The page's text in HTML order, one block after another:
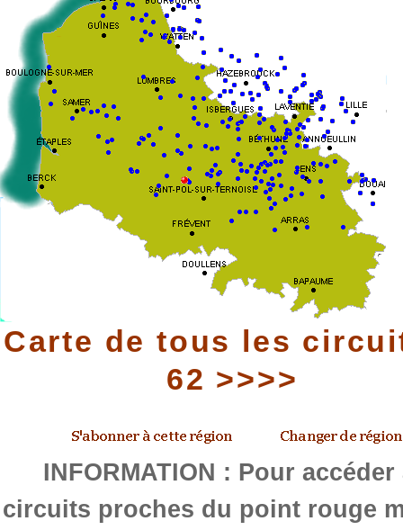
Carte de tous les
62 >>>>
INFORMATION : Pour accéder
circuits proches du point rouge